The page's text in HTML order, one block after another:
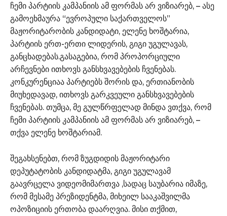
ჩემი პარტიის კამპანიის ამ ფორმას არ ვიზიარებ, – ასე
გამოეხმაურა “ევროპული საქართველოს”
მაჟორიტარობის კანდიდატი, ელენე ხოშტარია,
პარტიის ერთ-ერთი ლიდერის, გიგი უგულავას,
განცხადებას.გასაგებია, რომ პროპორციული
არჩევნები ითხოვს განსხვავებების ჩვენებას.
კონკურენციაა პარტიებს შორის და, ერთიანობის
მიუხედავად, ითხოვს გარკვეული განსხვავებების
ჩვენებას. თუმცა, მე გულწრფელად მინდა ვთქვა, რომ
ჩემი პარტიის კამპანიის ამ ფორმას არ ვიზიარებ, –
თქვა ელენე ხოშტარიამ.
შეგახსენებთ, რომ ზუგდიდის მაჟორიტარი
დეპუტატობის კანდიდატმა, გიგი უგულავამ
გაავრცელა ვიდეომიმართვა ,სადაც საუბარია იმაზე,
რომ მესამე პრეზიდენტმა, მიხეილ სააკაშვილმა
ოპოზიციის ერთობა დაარღვია. მისი თქმით,